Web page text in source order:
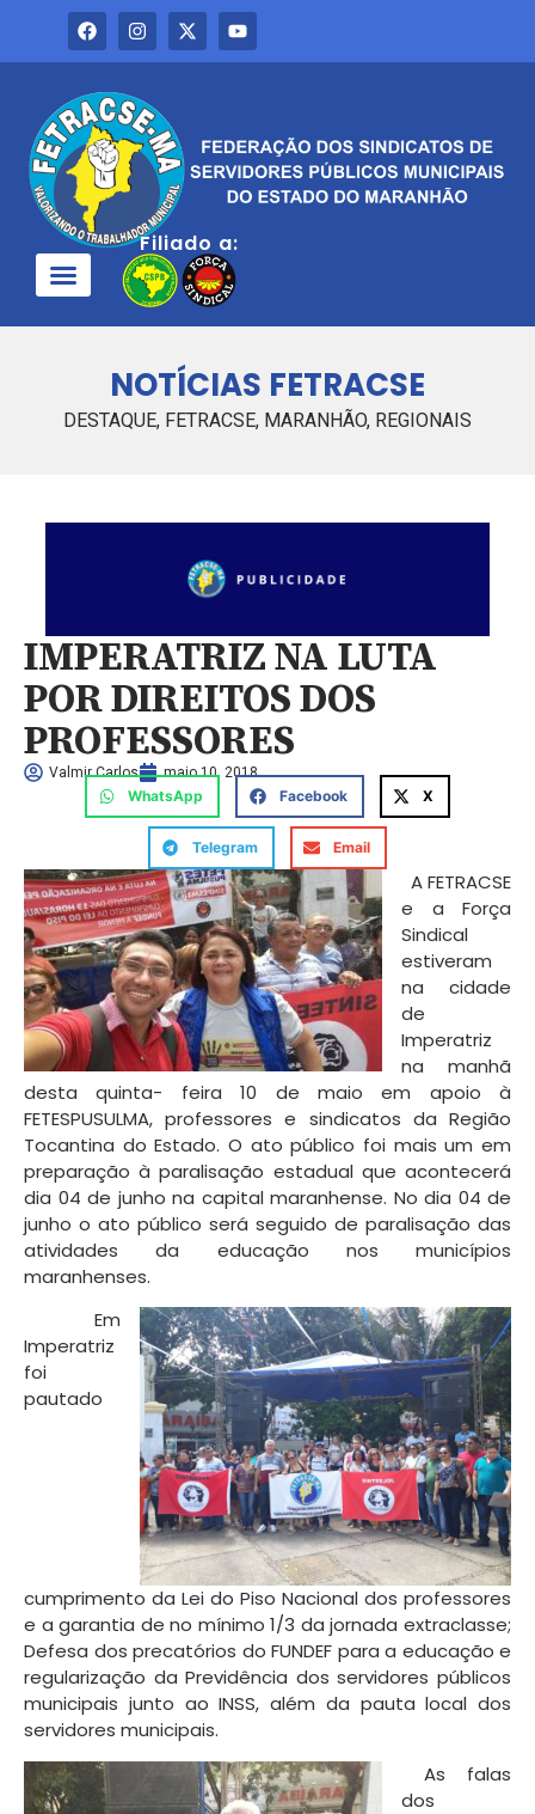
Filiado a:
NOTÍCIAS FETRACSE
DESTAQUE, FETRACSE, MARANHÃO, REGIONAIS
IMPERATRIZ NA LUTA
POR DIREITOS DOS
PROFESSORES
Valmir Carlos maio 10, 2018
WhatsApp Facebook X
Telegram Email
A FETRACSE
e a Força
Sindical
estiveram
na cidade
de
Imperatriz
na manhã
desta quinta- feira 10 de maio em apoio à
FETESPUSULMA, professores e sindicatos da Região
Tocantina do Estado. O ato público foi mais um em
preparação à paralisação estadual que acontecerá
dia 04 de junho na capital maranhense. No dia 04 de
junho o ato público será seguido de paralisação das
atividades da educação nos municípios
maranhenses.
Em
Imperatriz
foi
pautado
cumprimento da Lei do Piso Nacional dos professores
e a garantia de no mínimo 1/3 da jornada extraclasse;
Defesa dos precatórios do FUNDEF para a educação e
regularização da Previdência dos servidores públicos
municipais junto ao INSS, além da pauta local dos
servidores municipais.
As falas
dos